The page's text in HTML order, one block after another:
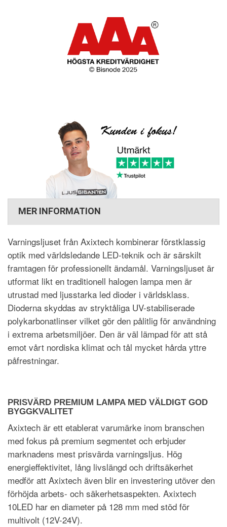
MER INFORMATION
Varningsljuset från Axixtech kombinerar förstklassig
optik med världsledande LED-teknik och är särskilt
framtagen för professionellt ändamål. Varningsljuset är
utformat likt en traditionell halogen lampa men är
utrustad med ljusstarka led dioder i världsklass.
Dioderna skyddas av stryktåliga UV-stabiliserade
polykarbonatlinser vilket gör den pålitlig för användning
i extrema arbetsmiljöer. Den är väl lämpad för att stå
emot vårt nordiska klimat och tål mycket hårda yttre
påfrestningar.
PRISVÄRD PREMIUM LAMPA MED VÄLDIGT GOD
BYGGKVALITET
Axixtech är ett etablerat varumärke inom branschen
med fokus på premium segmentet och erbjuder
marknadens mest prisvärda varningsljus. Hög
energieffektivitet, lång livslängd och driftsäkerhet
medför att Axixtech även blir en investering utöver den
förhöjda arbets- och säkerhetsaspekten. Axixtech
10LED har en diameter på 128 mm med stöd för
multivolt (12V-24V).